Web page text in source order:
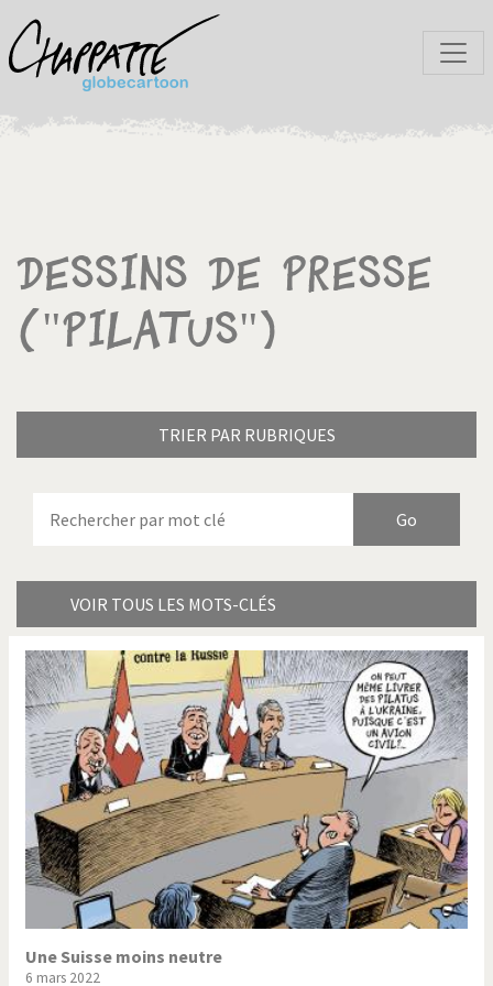
Dessins de presse
("Pilatus")
TRIER PAR RUBRIQUES
VOIR TOUS LES MOTS-CLÉS
Bienvenue en Italie
Bye Biden! Catholique ou pas très?
Chère énergie! Crise grecque
Cybermonde
Du printemps arabe à
l'hiver
Election présidentielle US Guerre en Syrie
Hopp Deutschland Israël - Palestine
L'Amérique et les armes L'Iran tremble
La Chine et nous
La Corée du Nord: guerre ou
Une Suisse moins neutre
6 mars 2022